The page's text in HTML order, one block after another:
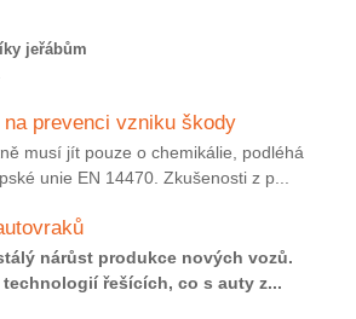
jeřábům
prevenci vzniku škody
musí jít pouze o chemikálie, podléhá
unie EN 14470. Zkušenosti z p...
nárůst produkce nových vozů.
řešících, co s auty z...